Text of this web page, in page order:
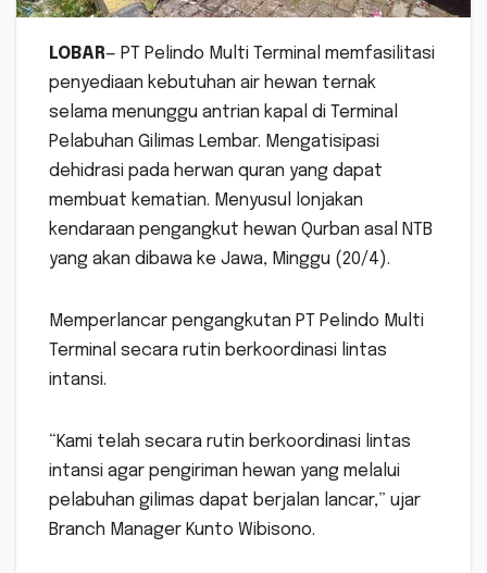
LOBAR— PT Pelindo Multi Terminal memfasilitasi
penyediaan kebutuhan air hewan ternak
selama menunggu antrian kapal di Terminal
Pelabuhan Gilimas Lembar. Mengatisipasi
dehidrasi pada herwan quran yang dapat
membuat kematian. Menyusul lonjakan
kendaraan pengangkut hewan Qurban asal NTB
yang akan dibawa ke Jawa, Minggu (20/4).
Memperlancar pengangkutan PT Pelindo Multi
Terminal secara rutin berkoordinasi lintas
intansi.
“Kami telah secara rutin berkoordinasi lintas
intansi agar pengiriman hewan yang melalui
pelabuhan gilimas dapat berjalan lancar,” ujar
Branch Manager Kunto Wibisono.